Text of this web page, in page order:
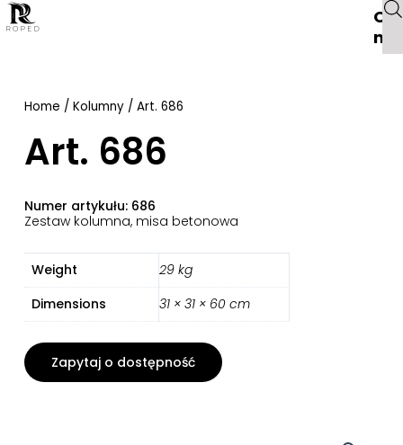
O
Home / Kolumny/ Art. 686
Art. 686
Numer artykułu: 686
Zestaw kolumna, misa betonowa
Weight
29 kg
Dimensions
31 × 31 × 60 cm
Zapytaj o dostępność